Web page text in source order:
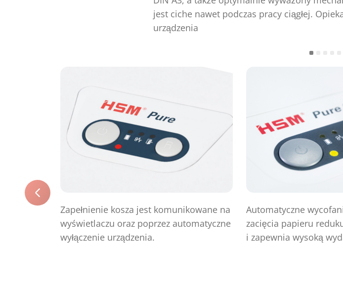
jest ciche nawet podczas pracy ciągłej.
urządzenia
Zapełnienie kosza jest komunikowane na
wyświetlaczu oraz poprzez automatyczne
wyłączenie urządzenia.
Automatyczne
zacięcia papieru
i zapewnia wysoką